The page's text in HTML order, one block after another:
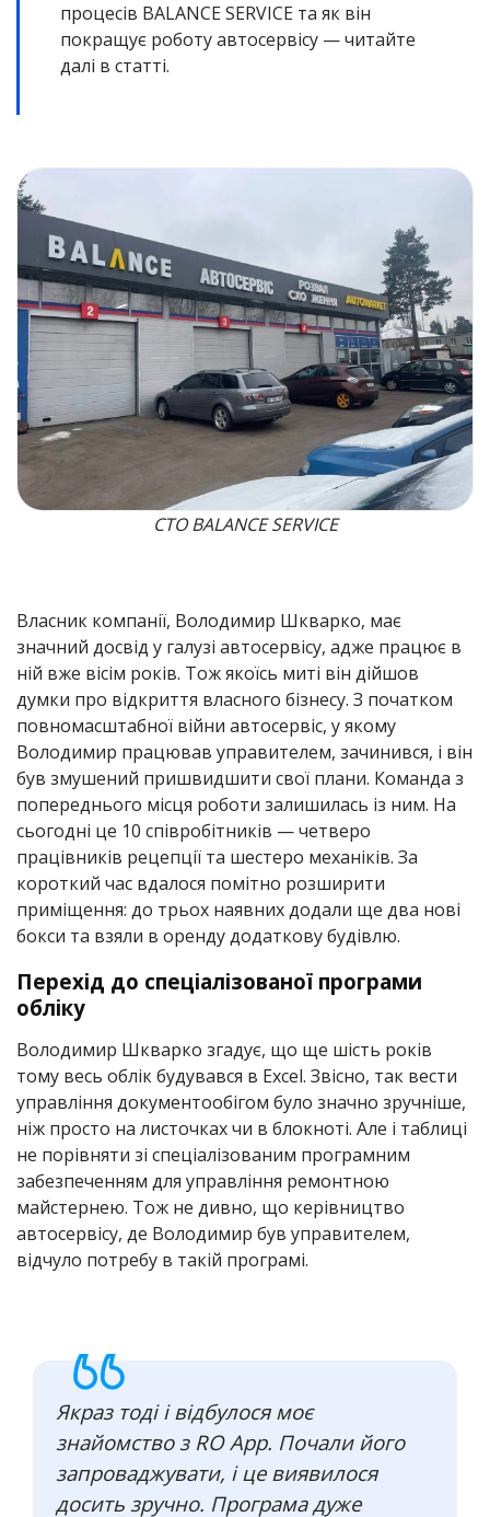
процесів BALANCE SERVICE та як він
покращує роботу автосервісу — читайте
далі в статті.
СТО BALANCE SERVICE
Власник компанії, Володимир Шкварко, має
значний досвід у галузі автосервісу, адже працює в
ній вже вісім років. Тож якоїсь миті він дійшов
думки про відкриття власного бізнесу. З початком
повномасштабної війни автосервіс, у якому
Володимир працював управителем, зачинився, і він
був змушений пришвидшити свої плани. Команда з
попереднього місця роботи залишилась із ним. На
сьогодні це 10 співробітників — четверо
працівників рецепції та шестеро механіків. За
короткий час вдалося помітно розширити
приміщення: до трьох наявних додали ще два нові
бокси та взяли в оренду додаткову будівлю.
Перехід до спеціалізованої програми
обліку
Володимир Шкварко згадує, що ще шість років
тому весь облік будувався в Excel. Звісно, так вести
управління документообігом було значно зручніше,
ніж просто на листочках чи в блокноті. Але і таблиці
не порівняти зі спеціалізованим програмним
забезпеченням для управління ремонтною
майстернею. Тож не дивно, що керівництво
автосервісу, де Володимир був управителем,
відчуло потребу в такій програмі.
Якраз тоді і відбулося моє
знайомство з RO App. Почали його
запроваджувати, і це виявилося
досить зручно. Програма дуже